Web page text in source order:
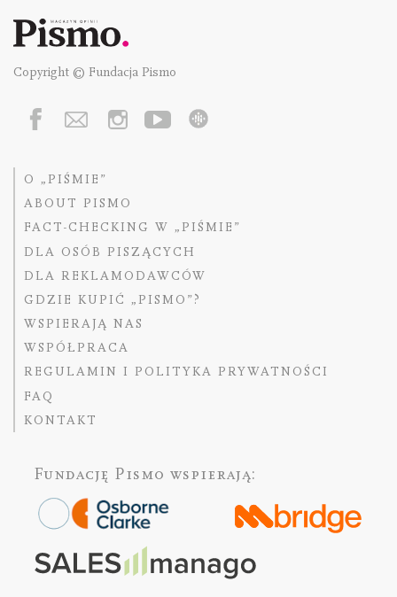
Copyright © Fundacja Pismo
O „PIŚMIE”
ABOUT PISMO
FACT-CHECKING W „PIŚMIE”
DLA OSÓB PISZĄCYCH
DLA REKLAMODAWCÓW
GDZIE KUPIĆ „PISMO”?
WSPIERAJĄ NAS
WSPÓŁPRACA
REGULAMIN I POLITYKA PRYWATNOŚCI
FAQ
KONTAKT
Fundację Pismo wspierają: